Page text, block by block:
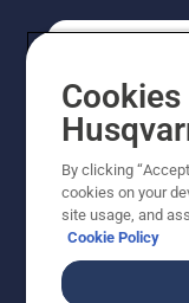
Cookies
By clicking
cookies on your
site usage, and
Cookie Policy